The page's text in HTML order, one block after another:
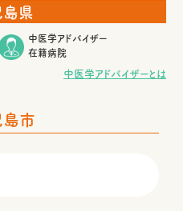
県
中医学アドバイザー
在籍病院
中医学アドバイザーとは
市